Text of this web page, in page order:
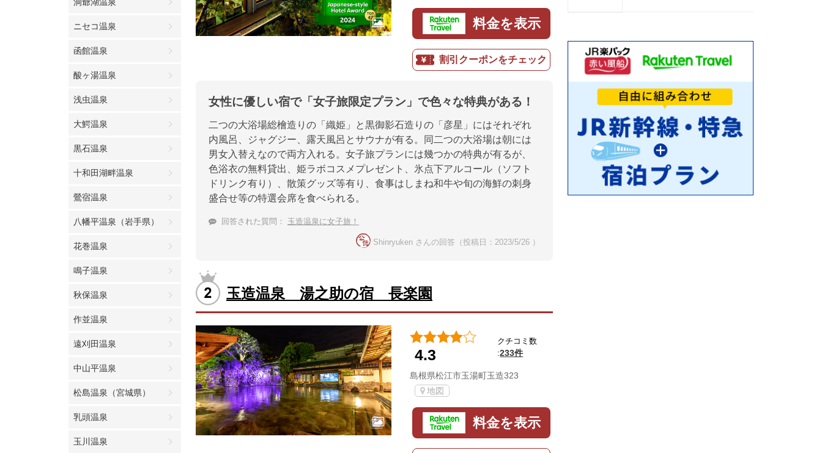
ニセコ温泉
函館温泉
酸ヶ湯温泉
浅虫温泉
大鰐温泉
黒石温泉
十和田湖畔温泉
鶯宿温泉
八幡平温泉（岩手県）
花巻温泉
鳴子温泉
秋保温泉
作並温泉
遠刈田温泉
中山平温泉
松島温泉（宮城県）
乳頭温泉
玉川温泉
料金を表示
割引クーポンをチェック
女性に優しい宿で「女子旅限定プラン」で色々な特典がある！
二つの大浴場総檜造りの「織姫」と黒御影石造りの「彦星」にはそれぞれ
内風呂、ジャグジー、露天風呂とサウナが有る。同二つの大浴場は朝には
男女入替えなので両方入れる。女子旅プランには幾つかの特典が有るが、
色浴衣の無料貸出、姫ラボコスメプレゼント、氷点下アルコール（ソフト
ドリンク有り）、散策グッズ等有り、食事はしまね和牛や旬の海鮮の刺身
盛合せ等の特選会席を食べられる。
回答された質問： 玉造温泉に女子旅！
Shinryuken さんの回答（投稿日：2023/5/26 ）
玉造温泉 湯之助の宿 長楽園
4.3
クチコミ数
:233件
島根県松江市玉湯町玉造323
地図
料金を表示